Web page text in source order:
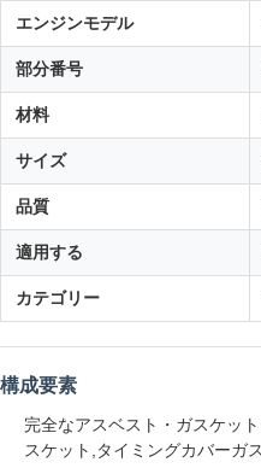
エンジンモデル
部分番号
材料
サイズ
品質
適用する
カテゴリー
構成要素
完全なアスベスト・ガスケッ
スケット,タイミングカバーガ